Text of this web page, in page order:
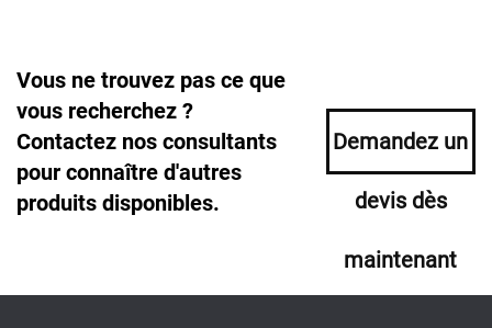
Vous ne trouvez pas ce que
vous recherchez ?
Contactez nos consultants
pour connaître d'autres
produits disponibles.
Demandez un
devis dès
maintenant